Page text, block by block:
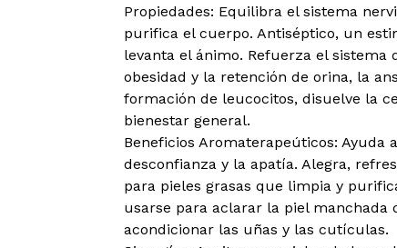
Propiedades: Equilibra el sistema
purifica el cuerpo. Antiséptico, un
levanta el ánimo. Refuerza el sistema
obesidad y la retención de orina, la
formación de leucocitos, disuelve la
bienestar general.
Beneficios Aromaterapeúticos: Ayuda
desconfianza y la apatía. Alegra,
para pieles grasas que limpia y
usarse para aclarar la piel manchada
acondicionar las uñas y las cutículas.